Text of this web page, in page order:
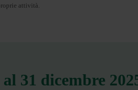
attività.
31 dicembre